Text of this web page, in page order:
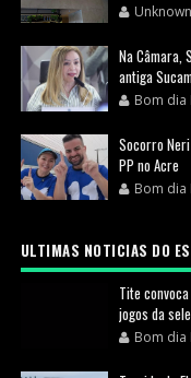
Unknown
Na Câmara,
antiga Sucam
Bom dia
Socorro
PP no Acre
Bom dia
ULTIMAS NOTICIAS DO
Tite
jogos da
Bom dia